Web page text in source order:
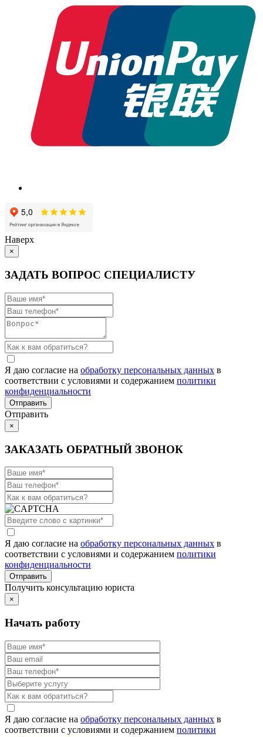
Наверх
×
ЗАДАТЬ ВОПРОС СПЕЦИАЛИСТУ
Я даю согласие на обработку персональных данных в
соответствии с условиями и содержанием политики
конфиденциальности
Отправить
×
ЗАКАЗАТЬ ОБРАТНЫЙ ЗВОНОК
Я даю согласие на обработку персональных данных в
соответствии с условиями и содержанием политики
конфиденциальности
Получить консультацию юриста
×
Начать работу
Я даю согласие на обработку персональных данных в
соответствии с условиями и содержанием политики